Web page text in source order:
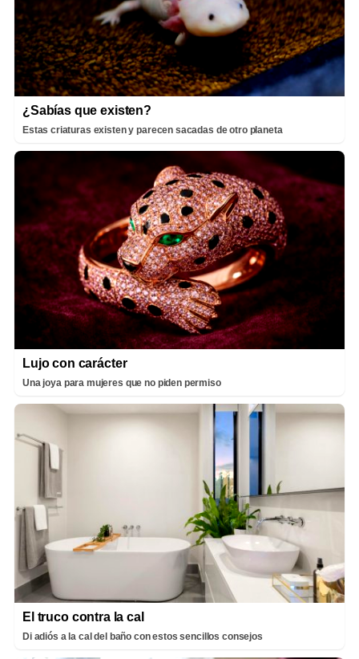
¿Sabías que existen?
Estas criaturas existen y parecen sacadas de otro planeta
Lujo con carácter
Una joya para mujeres que no piden permiso
El truco contra la cal
Di adiós a la cal del baño con estos sencillos consejos